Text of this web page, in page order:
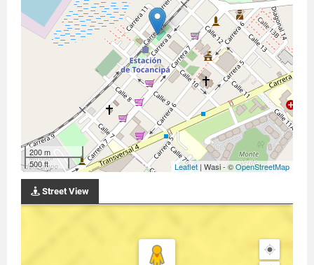
200 m
500 ft
Leaflet | Wasi - ©OpenStreetMap
Street View